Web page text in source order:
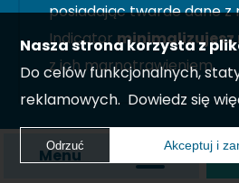
posiadając twarde dane
Indicatorminimalizujesz
z ich marnotrawieniem.
Menu
Nasza strona korzysta z
Do celów funkcjonalnych,
reklamowych. Dowiedz się
Odrzuć Akceptuj i